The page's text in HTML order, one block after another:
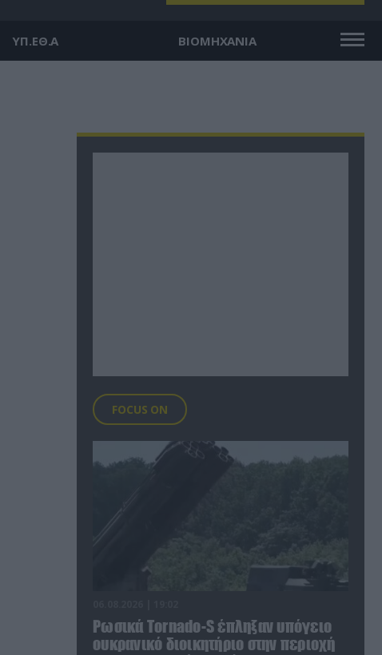
ΥΠ.ΕΘ.Α ΒΙΟΜΗΧΑΝΙΑ
FOCUS ON
Ρωσικά Tornado-S έπληξαν υπόγειο
ουκρανικό διοικητήριο στην περιοχή